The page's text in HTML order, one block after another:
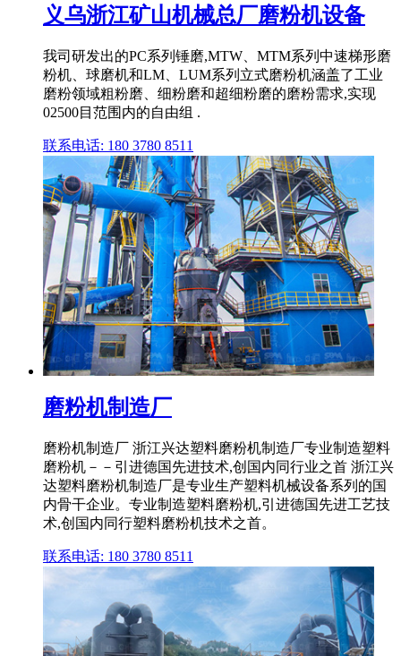
义乌浙江矿山机械总厂磨粉机设备
我司研发出的PC系列锤磨,MTW、MTM系列中速梯形磨
粉机、球磨机和LM、LUM系列立式磨粉机涵盖了工业
磨粉领域粗粉磨、细粉磨和超细粉磨的磨粉需求,实现
02500目范围内的自由组 .
联系电话: 180 3780 8511
磨粉机制造厂
磨粉机制造厂 浙江兴达塑料磨粉机制造厂专业制造塑料
磨粉机－－引进德国先进技术,创国内同行业之首 浙江兴
达塑料磨粉机制造厂是专业生产塑料机械设备系列的国
内骨干企业。专业制造塑料磨粉机,引进德国先进工艺技
术,创国内同行塑料磨粉机技术之首。
联系电话: 180 3780 8511